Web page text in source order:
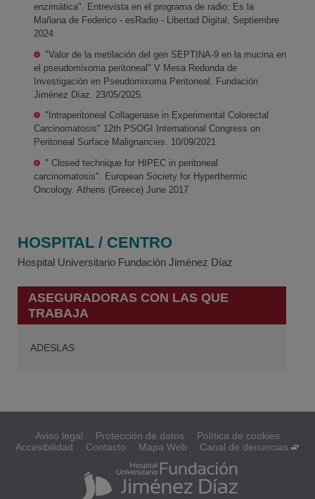
enzimática". Entrevista en el programa de radio: Es la
Mañana de Federico - esRadio - Libertad Digital, Septiembre
2024
"Valor de la metilación del gen SEPTINA-9 en la mucina en
el pseudomixoma peritoneal" V Mesa Redonda de
Investigación en Pseudomixoma Peritoneal. Fundación
Jiménez Díaz. 23/05/2025.
"Intraperitoneal Collagenase in Experimental Colorectal
Carcinomatosis" 12th PSOGI International Congress on
Peritoneal Surface Malignancies. 10/09/2021
" Closed technique for HIPEC in peritoneal
carcinomatosis". European Society for Hyperthermic
Oncology. Athens (Greece) June 2017
HOSPITAL / CENTRO
Hospital Universitario Fundación Jiménez Díaz
ASEGURADORAS CON LAS QUE
TRABAJA
ADESLAS
Aviso legal Protección de datos
Política de cookies
Accesibilidad
Contacto Mapa Web Canal de denuncias